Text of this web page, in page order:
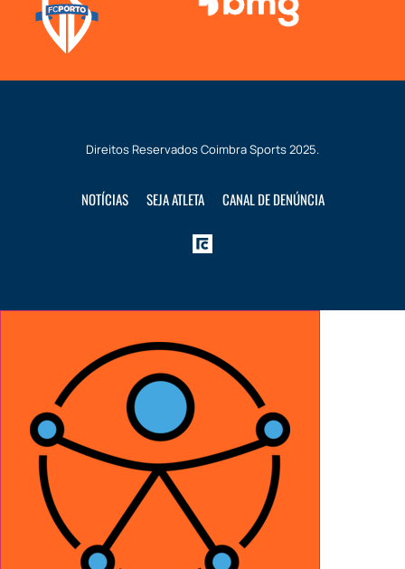
Direitos ReservadosCoimbra Sports2025.
NOTÍCIAS SEJA ATLETA CANAL DE DENÚNCIA